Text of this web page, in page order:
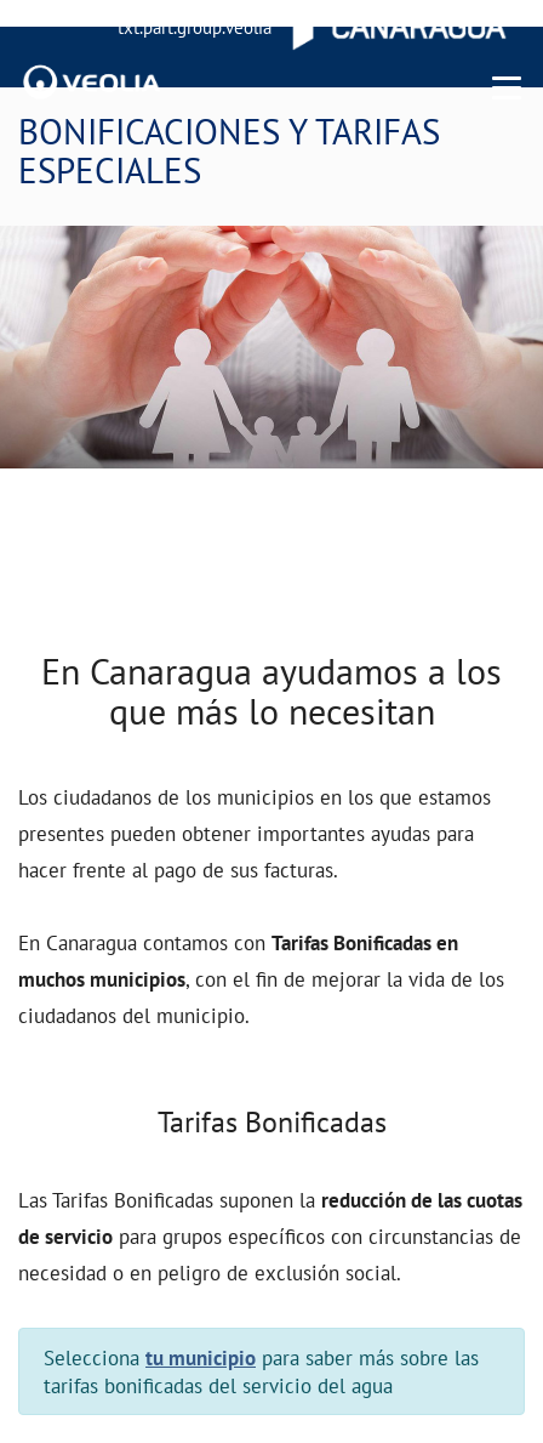
txt.part.group.veolia
Menu
BONIFICACIONES Y TARIFAS
ESPECIALES
En Canaragua ayudamos a los
que más lo necesitan
Los ciudadanos de los municipios en los que estamos
presentes pueden obtener importantes ayudas para
hacer frente al pago de sus facturas.
En Canaragua contamos con Tarifas Bonificadas en
muchos municipios, con el fin de mejorar la vida de los
ciudadanos del municipio.
Tarifas Bonificadas
Las Tarifas Bonificadas suponen la reducción de las cuotas
de servicio para grupos específicos con circunstancias de
necesidad o en peligro de exclusión social.
Selecciona tu municipio para saber más sobre las
tarifas bonificadas del servicio del agua